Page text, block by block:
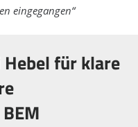
eingegangen“
für klare